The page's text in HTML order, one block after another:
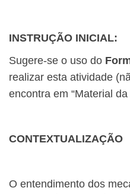
INSTRUÇÃO INICIAL:
Sugere-se o uso do
realizar esta atividade (
encontra em “Material da
CONTEXTUALIZAÇÃO
O entendimento dos